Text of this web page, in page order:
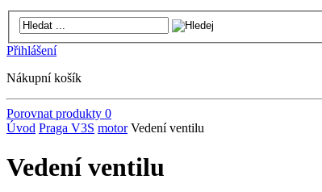
Přihlášení
Nákupní košík
Porovnat produkty 0
Úvod Praga V3S motor Vedení ventilu
Vedení ventilu